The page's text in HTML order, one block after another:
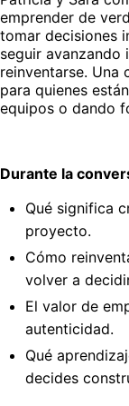
emprender de
tomar decisiones
seguir avanzando
reinventarse. Una
para quienes
equipos o dando
Durante la
Qué significa
proyecto.
Cómo
volver a
El valor de
autenticidad.
Qué
decides